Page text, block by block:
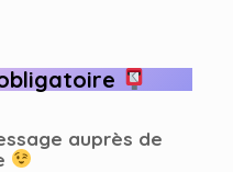
auprès de